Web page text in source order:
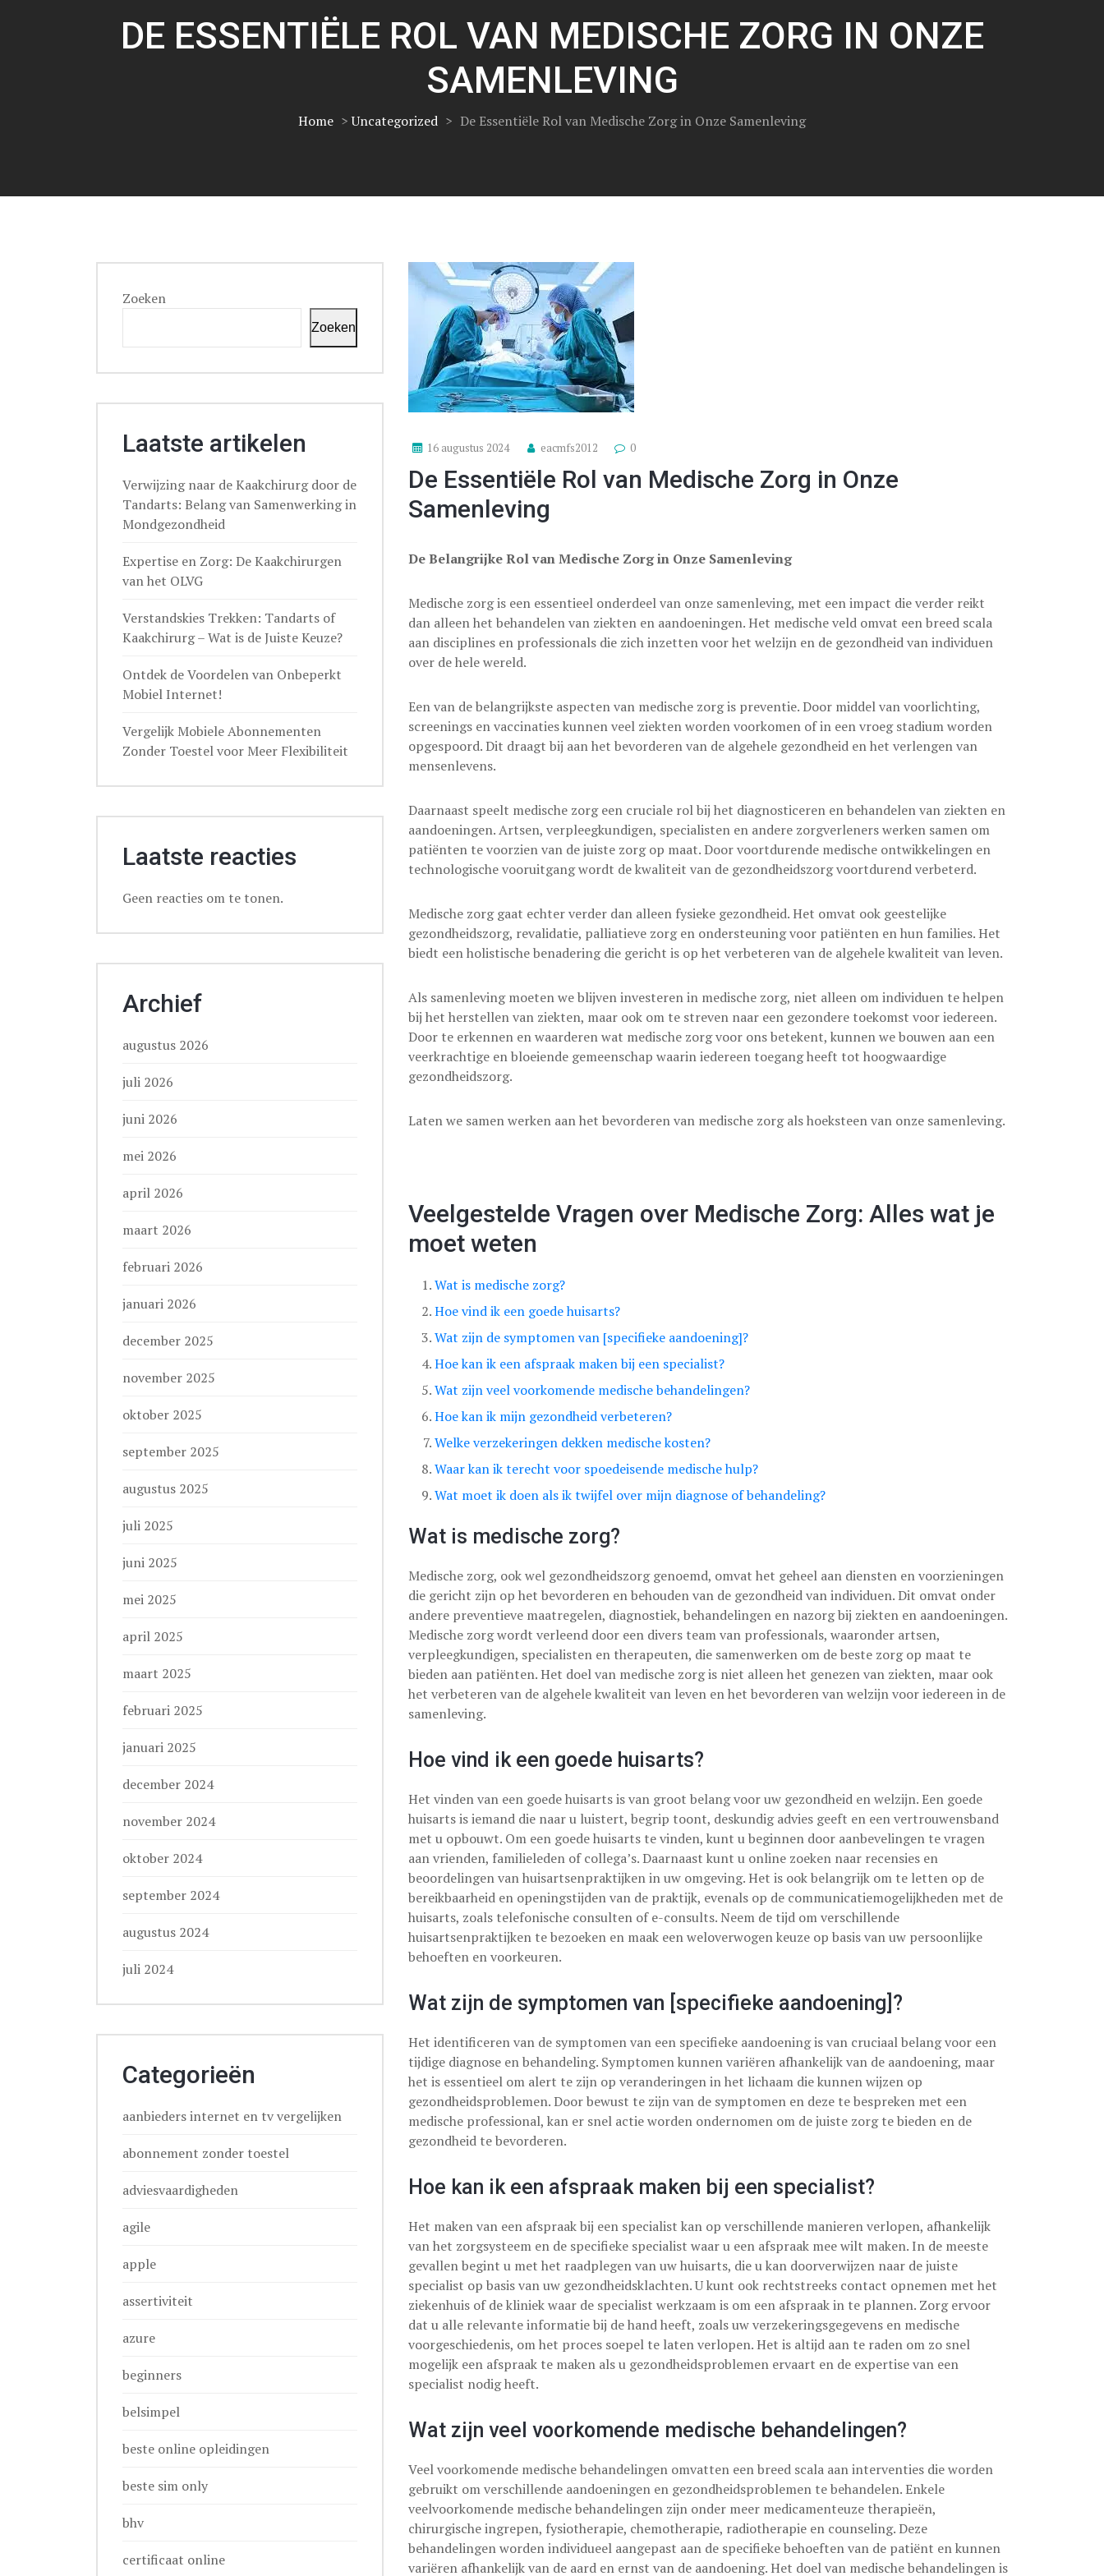
DE ESSENTIËLE ROL VAN MEDISCHE ZORG IN ONZE
SAMENLEVING
Home >Uncategorized > De Essentiële Rol van Medische Zorg in Onze Samenleving
16 augustus 2024 eacmfs2012 0
De Essentiële Rol van Medische Zorg in Onze
Samenleving
De Belangrijke Rol van Medische Zorg in Onze Samenleving
Medische zorg is een essentieel onderdeel van onze samenleving, met een impact die verder reikt
dan alleen het behandelen van ziekten en aandoeningen. Het medische veld omvat een breed scala
aan disciplines en professionals die zich inzetten voor het welzijn en de gezondheid van individuen
over de hele wereld.
Een van de belangrijkste aspecten van medische zorg is preventie. Door middel van voorlichting,
screenings en vaccinaties kunnen veel ziekten worden voorkomen of in een vroeg stadium worden
opgespoord. Dit draagt bij aan het bevorderen van de algehele gezondheid en het verlengen van
mensenlevens.
Daarnaast speelt medische zorg een cruciale rol bij het diagnosticeren en behandelen van ziekten en
aandoeningen. Artsen, verpleegkundigen, specialisten en andere zorgverleners werken samen om
patiënten te voorzien van de juiste zorg op maat. Door voortdurende medische ontwikkelingen en
technologische vooruitgang wordt de kwaliteit van de gezondheidszorg voortdurend verbeterd.
Medische zorg gaat echter verder dan alleen fysieke gezondheid. Het omvat ook geestelijke
gezondheidszorg, revalidatie, palliatieve zorg en ondersteuning voor patiënten en hun families. Het
biedt een holistische benadering die gericht is op het verbeteren van de algehele kwaliteit van leven.
Als samenleving moeten we blijven investeren in medische zorg, niet alleen om individuen te helpen
bij het herstellen van ziekten, maar ook om te streven naar een gezondere toekomst voor iedereen.
Door te erkennen en waarderen wat medische zorg voor ons betekent, kunnen we bouwen aan een
veerkrachtige en bloeiende gemeenschap waarin iedereen toegang heeft tot hoogwaardige
gezondheidszorg.
Laten we samen werken aan het bevorderen van medische zorg als hoeksteen van onze samenleving.
Veelgestelde Vragen over Medische Zorg: Alles wat je
moet weten
Wat is medische zorg?
Hoe vind ik een goede huisarts?
Wat zijn de symptomen van [specifieke aandoening]?
Hoe kan ik een afspraak maken bij een specialist?
Wat zijn veel voorkomende medische behandelingen?
Hoe kan ik mijn gezondheid verbeteren?
Welke verzekeringen dekken medische kosten?
Waar kan ik terecht voor spoedeisende medische hulp?
Wat moet ik doen als ik twijfel over mijn diagnose of behandeling?
Wat is medische zorg?
Medische zorg, ook wel gezondheidszorg genoemd, omvat het geheel aan diensten en voorzieningen
die gericht zijn op het bevorderen en behouden van de gezondheid van individuen. Dit omvat onder
andere preventieve maatregelen, diagnostiek, behandelingen en nazorg bij ziekten en aandoeningen.
Medische zorg wordt verleend door een divers team van professionals, waaronder artsen,
verpleegkundigen, specialisten en therapeuten, die samenwerken om de beste zorg op maat te
bieden aan patiënten. Het doel van medische zorg is niet alleen het genezen van ziekten, maar ook
het verbeteren van de algehele kwaliteit van leven en het bevorderen van welzijn voor iedereen in de
samenleving.
Hoe vind ik een goede huisarts?
Het vinden van een goede huisarts is van groot belang voor uw gezondheid en welzijn. Een goede
huisarts is iemand die naar u luistert, begrip toont, deskundig advies geeft en een vertrouwensband
met u opbouwt. Om een goede huisarts te vinden, kunt u beginnen door aanbevelingen te vragen
aan vrienden, familieleden of collega’s. Daarnaast kunt u online zoeken naar recensies en
beoordelingen van huisartsenpraktijken in uw omgeving. Het is ook belangrijk om te letten op de
bereikbaarheid en openingstijden van de praktijk, evenals op de communicatiemogelijkheden met de
huisarts, zoals telefonische consulten of e-consults. Neem de tijd om verschillende
huisartsenpraktijken te bezoeken en maak een weloverwogen keuze op basis van uw persoonlijke
behoeften en voorkeuren.
Wat zijn de symptomen van [specifieke aandoening]?
Het identificeren van de symptomen van een specifieke aandoening is van cruciaal belang voor een
tijdige diagnose en behandeling. Symptomen kunnen variëren afhankelijk van de aandoening, maar
het is essentieel om alert te zijn op veranderingen in het lichaam die kunnen wijzen op
gezondheidsproblemen. Door bewust te zijn van de symptomen en deze te bespreken met een
medische professional, kan er snel actie worden ondernomen om de juiste zorg te bieden en de
gezondheid te bevorderen.
Hoe kan ik een afspraak maken bij een specialist?
Het maken van een afspraak bij een specialist kan op verschillende manieren verlopen, afhankelijk
van het zorgsysteem en de specifieke specialist waar u een afspraak mee wilt maken. In de meeste
gevallen begint u met het raadplegen van uw huisarts, die u kan doorverwijzen naar de juiste
specialist op basis van uw gezondheidsklachten. U kunt ook rechtstreeks contact opnemen met het
ziekenhuis of de kliniek waar de specialist werkzaam is om een afspraak in te plannen. Zorg ervoor
dat u alle relevante informatie bij de hand heeft, zoals uw verzekeringsgegevens en medische
voorgeschiedenis, om het proces soepel te laten verlopen. Het is altijd aan te raden om zo snel
mogelijk een afspraak te maken als u gezondheidsproblemen ervaart en de expertise van een
specialist nodig heeft.
Wat zijn veel voorkomende medische behandelingen?
Veel voorkomende medische behandelingen omvatten een breed scala aan interventies die worden
gebruikt om verschillende aandoeningen en gezondheidsproblemen te behandelen. Enkele
veelvoorkomende medische behandelingen zijn onder meer medicamenteuze therapieën,
chirurgische ingrepen, fysiotherapie, chemotherapie, radiotherapie en counseling. Deze
behandelingen worden individueel aangepast aan de specifieke behoeften van de patiënt en kunnen
variëren afhankelijk van de aard en ernst van de aandoening. Het doel van medische behandelingen is
Zoeken
Zoeken
Laatste artikelen
Verwijzing naar de Kaakchirurg door de
Tandarts: Belang van Samenwerking in
Mondgezondheid
Expertise en Zorg: De Kaakchirurgen
van het OLVG
Verstandskies Trekken: Tandarts of
Kaakchirurg – Wat is de Juiste Keuze?
Ontdek de Voordelen van Onbeperkt
Mobiel Internet!
Vergelijk Mobiele Abonnementen
Zonder Toestel voor Meer Flexibiliteit
Laatste reacties
Geen reacties om te tonen.
Archief
augustus 2026
juli 2026
juni 2026
mei 2026
april 2026
maart 2026
februari 2026
januari 2026
december 2025
november 2025
oktober 2025
september 2025
augustus 2025
juli 2025
juni 2025
mei 2025
april 2025
maart 2025
februari 2025
januari 2025
december 2024
november 2024
oktober 2024
september 2024
augustus 2024
juli 2024
Categorieën
aanbieders internet en tv vergelijken
abonnement zonder toestel
adviesvaardigheden
agile
apple
assertiviteit
azure
beginners
belsimpel
beste online opleidingen
beste sim only
bhv
certificaat online